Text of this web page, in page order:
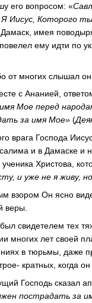
его вопросом: «
Я Иисус, Которого
имея
ему идти по
от многих слышал
с Ананией,
Мое перед
за имя Мое» (
врага Господа
и в Дамаске и
ученика Христова,
и уже не я живу,
взором Он ясно
веры.
свидетелем тех
многих лет своей
в тюрьмы, даже
кратных, когда
Господь сказал
пострадать за